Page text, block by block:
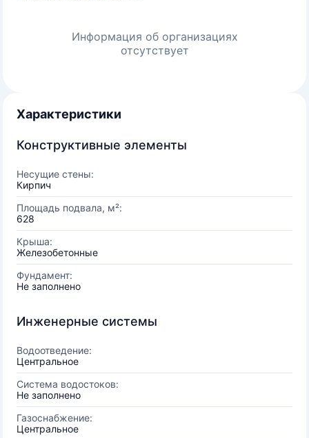
Информация об организациях
отсутствует
Характеристики
Конструктивные элементы
Несущие стены:
Кирпич
Площадь подвала, м²:
628
Крыша:
Железобетонные
Фундамент:
Не заполнено
Инженерные системы
Водоотведение:
Центральное
Система водостоков:
Не заполнено
Газоснабжение:
Центральное